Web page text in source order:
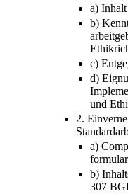
a)
b)
c)
d)
und
2.
a)
b)
307